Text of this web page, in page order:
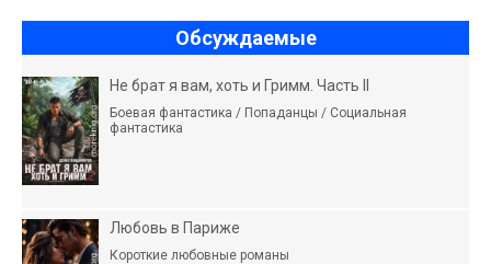
Обсуждаемые
Не брат я вам, хоть и Гримм. Часть II
Боевая фантастика / Попаданцы / Социальная
фантастика
Любовь в Париже
Короткие любовные романы